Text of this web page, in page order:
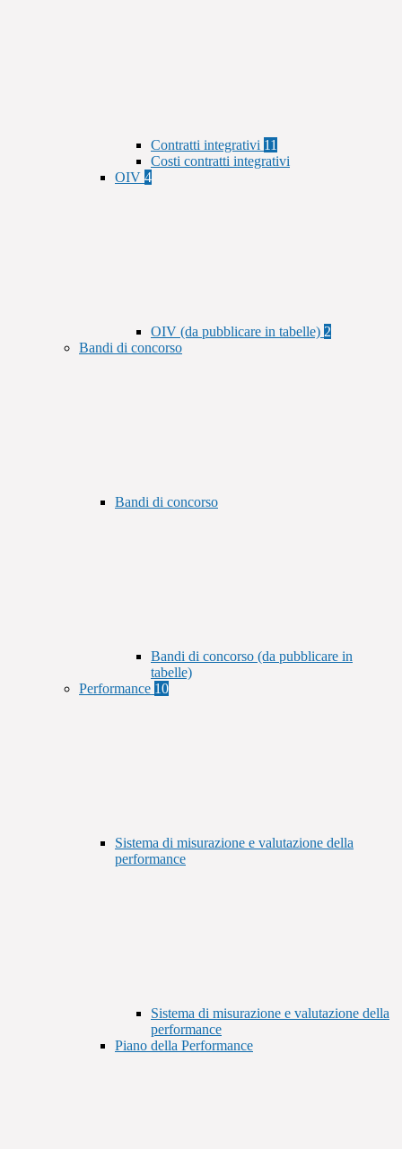
Contratti integrativi 11
Costi contratti integrativi
OIV 4
OIV (da pubblicare in tabelle) 2
Bandi di concorso
Bandi di concorso
Bandi di concorso (da pubblicare in
tabelle)
Performance 10
Sistema di misurazione e valutazione della
performance
Sistema di misurazione e valutazione della
performance
Piano della Performance